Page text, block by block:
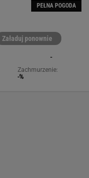
PEŁNA POGODA
Załaduj ponownie
-
Zachmurzenie:
-%